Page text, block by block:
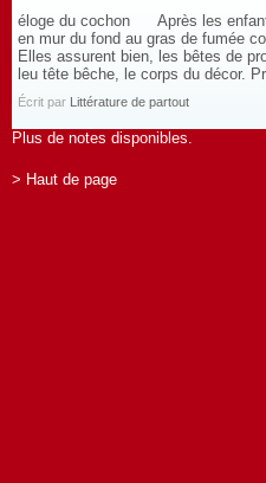
éloge du cochon Après les
en mur du fond au gras de fumée
Elles assurent bien, les bêtes de
leu tête bêche, le corps du décor.
Écrit par Littérature de partout
Plus de notes disponibles.
> Haut de page